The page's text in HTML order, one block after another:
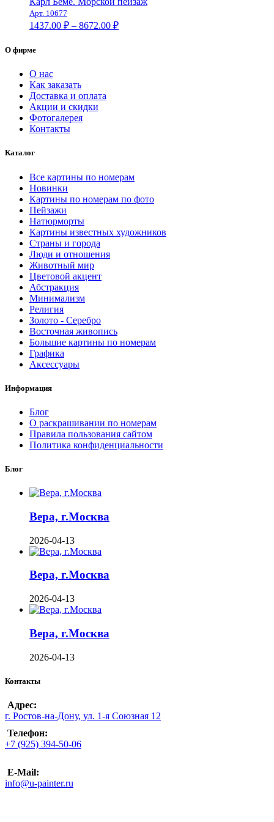
9201.00 ₽
Арт. 10677
1437.00 ₽ – 8672.00 ₽Диапазон
О фирме
О нас
Как заказать
Доставка и оплата
Акции и скидки
Фотогалерея
Контакты
Каталог
Все картины по номерам
Новинки
Картины по номерам по фото
Пейзажи
Натюрморты
Картины известных художников
Страны и города
Люди и отношения
Животный мир
Цветовой акцент
Абстракция
Минимализм
Религия
Золото - Серебро
Восточная живопись
Большие картины по номерам
Графика
Аксессуары
Информация
Блог
О раскрашивании по номерам
Правила пользования сайтом
Политика конфиденциальности
Блог
Вера, г.Москва
2026-04-13
Вера, г.Москва
2026-04-13
Вера, г.Москва
2026-04-13
Контакты
Адрес:
г. Ростов-на-Дону, ул. 1-я Союзная 12
Телефон:
+7 (925) 394-50-06
E-Mail:
info@u-painter.ru